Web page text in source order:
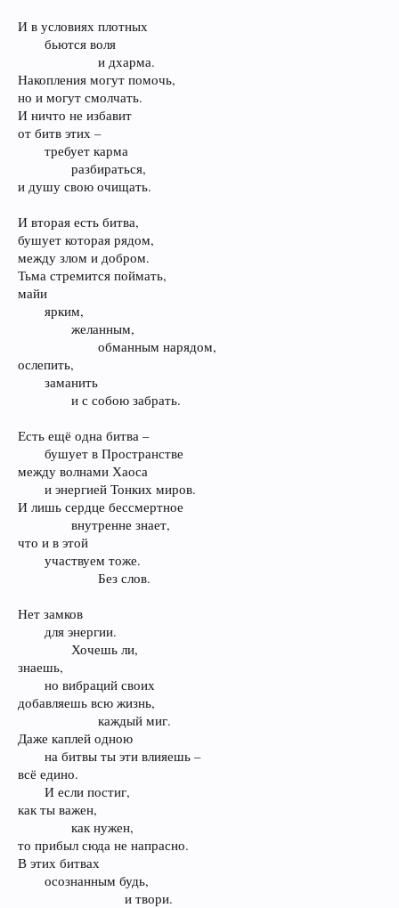
И в условиях плотных
бьются воля
и дхарма.​
Накопления могут помочь,
но и могут смолчать.
И ничто не избавит
от битв этих –
требует карма
разбираться,​
и душу свою очищать.
И вторая есть битва,
бушует которая рядом,
между злом и добром.
Тьма стремится поймать,
майи
ярким,
желанным,
обманным нарядом,​
ослепить,
заманить
и с собою забрать.​
Есть ещё одна битва –
бушует в Пространстве​
между волнами Хаоса
и энергией Тонких миров.​
И лишь сердце бессмертное
внутренне знает,​
что и в этой
участвуем тоже.
Без слов.​
Нет замков
для энергии.
Хочешь ли,​
знаешь,
но вибраций своих​
добавляешь всю жизнь,
каждый миг.​
Даже каплей одною
на битвы ты эти влияешь –​
всё едино.
И если постиг,​
как ты важен,
как нужен,​
то прибыл сюда не напрасно.
В этих битвах
осознанным будь,
и твори.​